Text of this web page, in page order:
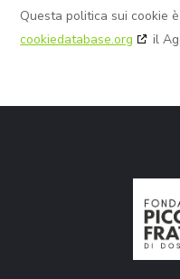
Questa politica sui cookie
cookiedatabase.org
il